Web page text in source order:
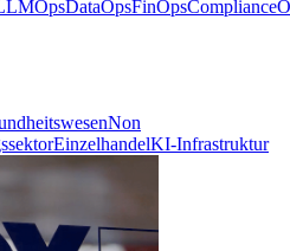
DataOpsFinOps
Non
EinzelhandelKI-Infrastruktur